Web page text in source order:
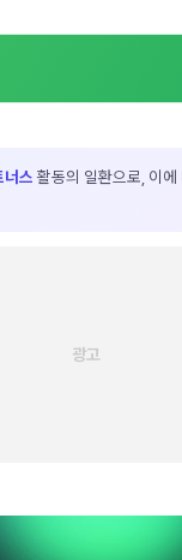
너스 활동의 일환으로, 이